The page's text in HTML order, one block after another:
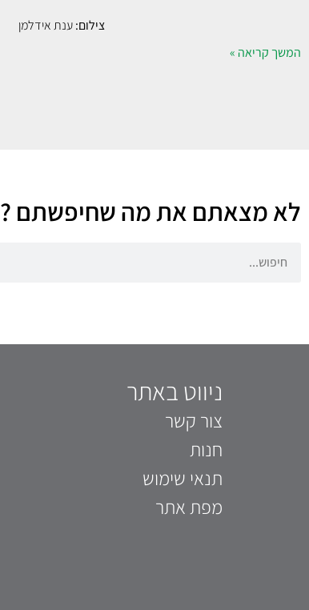
צילום:ענת אידלמן
המשך קריאה »
לא מצאתם את מה שחיפשתם ?
ניווט באתר
צור קשר
חנות
תנאי שימוש
מפת אתר